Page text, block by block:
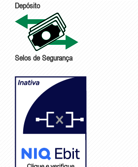
Depósito
Selos de Segurança